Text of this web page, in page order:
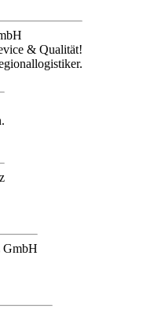
& Qualität!